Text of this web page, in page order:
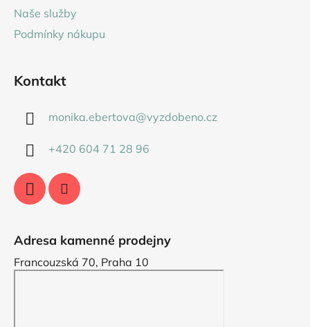
Naše služby
Podmínky nákupu
Kontakt
monika.ebertova@vyzdobeno.cz
+420 604 71 28 96
Adresa kamenné prodejny
Francouzská 70, Praha 10